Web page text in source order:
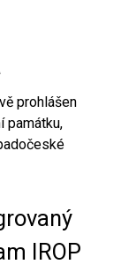
prohlášen
památku,
IROP